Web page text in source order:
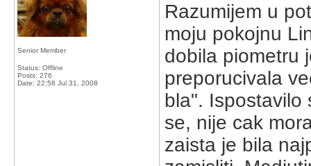
Senior Member
Status: Offline
Posts: 276
Date: 22:58 Jul 31, 2008
Razumijem u
moju pokojnu
dobila piometru
preporucivala
bla". Ispostavilo
se, nije cak
zaista je bila